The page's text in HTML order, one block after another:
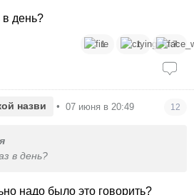
в день?
1 1 7
назви • 07 июня в 20:49 12
в день?
надо было это говорить?